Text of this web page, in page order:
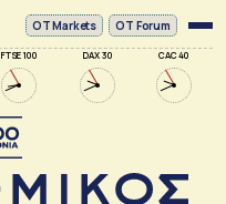
FTSE 100 DAX 30 CAC 40
ΟΤ Markets OT Forum